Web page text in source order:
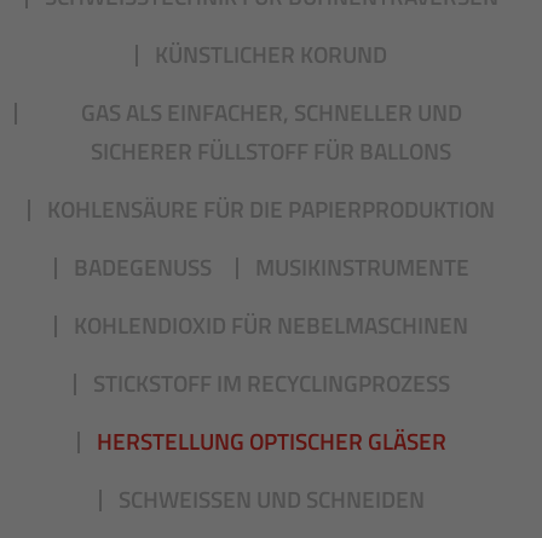
KÜNSTLICHER KORUND
GAS ALS EINFACHER, SCHNELLER UND
SICHERER FÜLLSTOFF FÜR BALLONS
KOHLENSÄURE FÜR DIE PAPIERPRODUKTION
BADEGENUSS
MUSIKINSTRUMENTE
KOHLENDIOXID FÜR NEBELMASCHINEN
STICKSTOFF IM RECYCLINGPROZESS
HERSTELLUNG OPTISCHER GLÄSER
SCHWEISSEN UND SCHNEIDEN